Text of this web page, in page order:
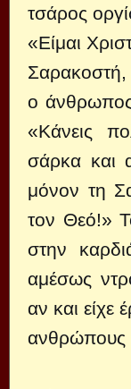
τσάρος
«Είμαι
Σαρακοστή,
ο
«Κάνεις
σάρκα και
μόνον τη
τον Θεό!»
στην
αμέσως
αν και είχε
ανθρώπους